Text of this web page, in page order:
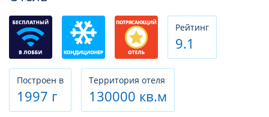
Рeйтинг
9.1
Построен в
1997 г
Территория отеля
130000 кв.м